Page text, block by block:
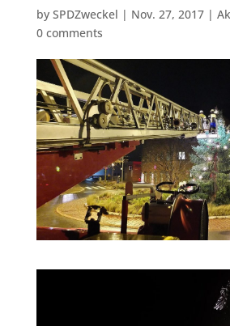
by SPDZweckel | Nov. 27, 2017|
0 comments